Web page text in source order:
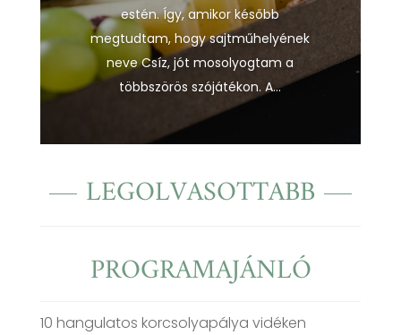
estén. Így, amikor később
megtudtam, hogy sajtműhelyének
neve Csíz, jót mosolyogtam a
többszörös szójátékon. A...
LEGOLVASOTTABB
PROGRAMAJÁNLÓ
10 hangulatos korcsolyapálya vidéken